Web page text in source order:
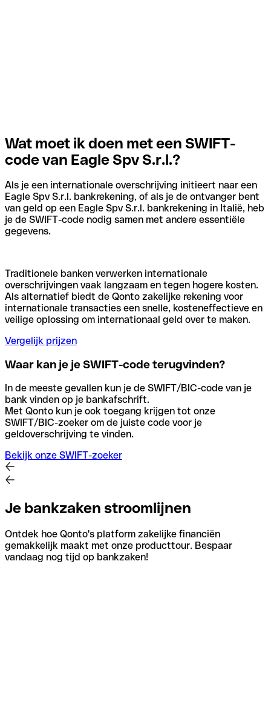
Wat moet ik doen met een SWIFT-
code van Eagle Spv S.r.l.?
Als je een internationale overschrijving initieert naar een
Eagle Spv S.r.l. bankrekening, of als je de ontvanger bent
van geld op een Eagle Spv S.r.l. bankrekening in Italië, heb
je de SWIFT-code nodig samen met andere essentiële
gegevens.
Traditionele banken verwerken internationale
overschrijvingen vaak langzaam en tegen hogere kosten.
Als alternatief biedt de Qonto zakelijke rekening voor
internationale transacties een snelle, kosteneffectieve en
veilige oplossing om internationaal geld over te maken.
Vergelijk prijzen
Waar kan je je SWIFT-code terugvinden?
In de meeste gevallen kun je de SWIFT/BIC-code van je
bank vinden op je bankafschrift.
Met Qonto kun je ook toegang krijgen tot onze
SWIFT/BIC-zoeker om de juiste code voor je
geldoverschrijving te vinden.
Bekijk onze SWIFT-zoeker
Je bankzaken stroomlijnen
Ontdek hoe Qonto's platform zakelijke financiën
gemakkelijk maakt met onze producttour. Bespaar
vandaag nog tijd op bankzaken!